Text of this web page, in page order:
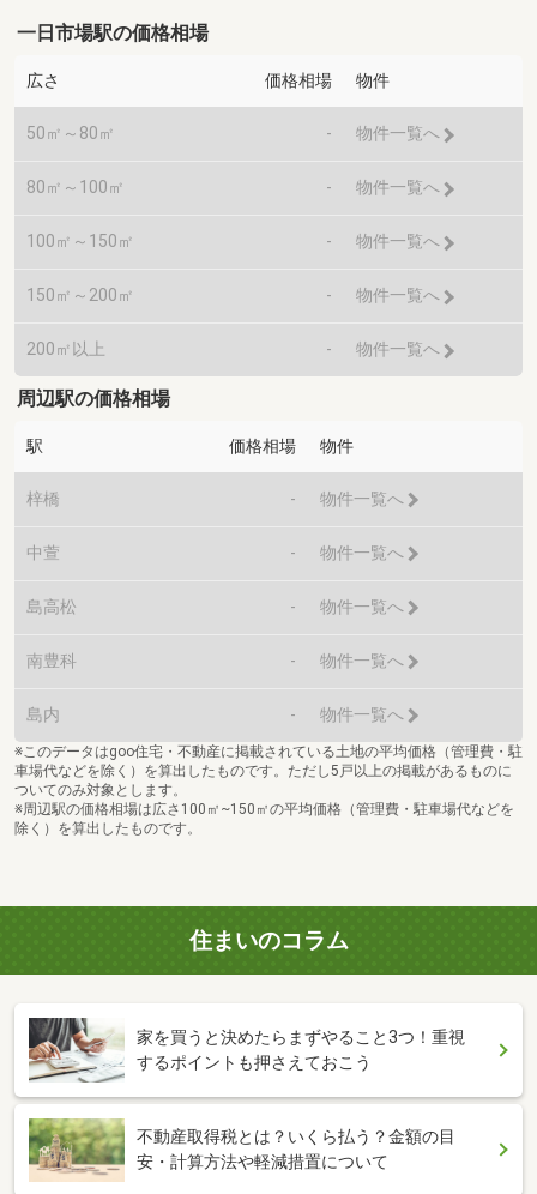
一日市場駅の価格相場
広さ 価格相場 物件
50㎡～80㎡ - 物件一覧へ
80㎡～100㎡ - 物件一覧へ
100㎡～150㎡ - 物件一覧へ
150㎡～200㎡ - 物件一覧へ
200㎡以上 - 物件一覧へ
周辺駅の価格相場
駅 価格相場 物件
梓橋 - 物件一覧へ
中萱 - 物件一覧へ
島高松 - 物件一覧へ
南豊科 - 物件一覧へ
島内 - 物件一覧へ
※このデータはgoo住宅・不動産に掲載されている土地の平均価格（管理費・駐
車場代などを除く）を算出したものです。ただし5戸以上の掲載があるものに
ついてのみ対象とします。
※周辺駅の価格相場は広さ100㎡~150㎡の平均価格（管理費・駐車場代などを
除く）を算出したものです。
住まいのコラム
家を買うと決めたらまずやること3つ！重視
するポイントも押さえておこう
不動産取得税とは？いくら払う？金額の目
安・計算方法や軽減措置について